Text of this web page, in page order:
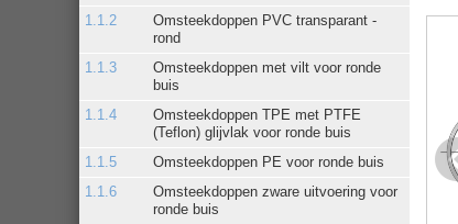
Omsteekdoppen PVC transparant -
rond
Omsteekdoppen met vilt voor ronde
buis
Omsteekdoppen TPE met PTFE
(Teflon) glijvlak voor ronde buis
Omsteekdoppen PE voor ronde buis
Omsteekdoppen zware uitvoering voor
ronde buis